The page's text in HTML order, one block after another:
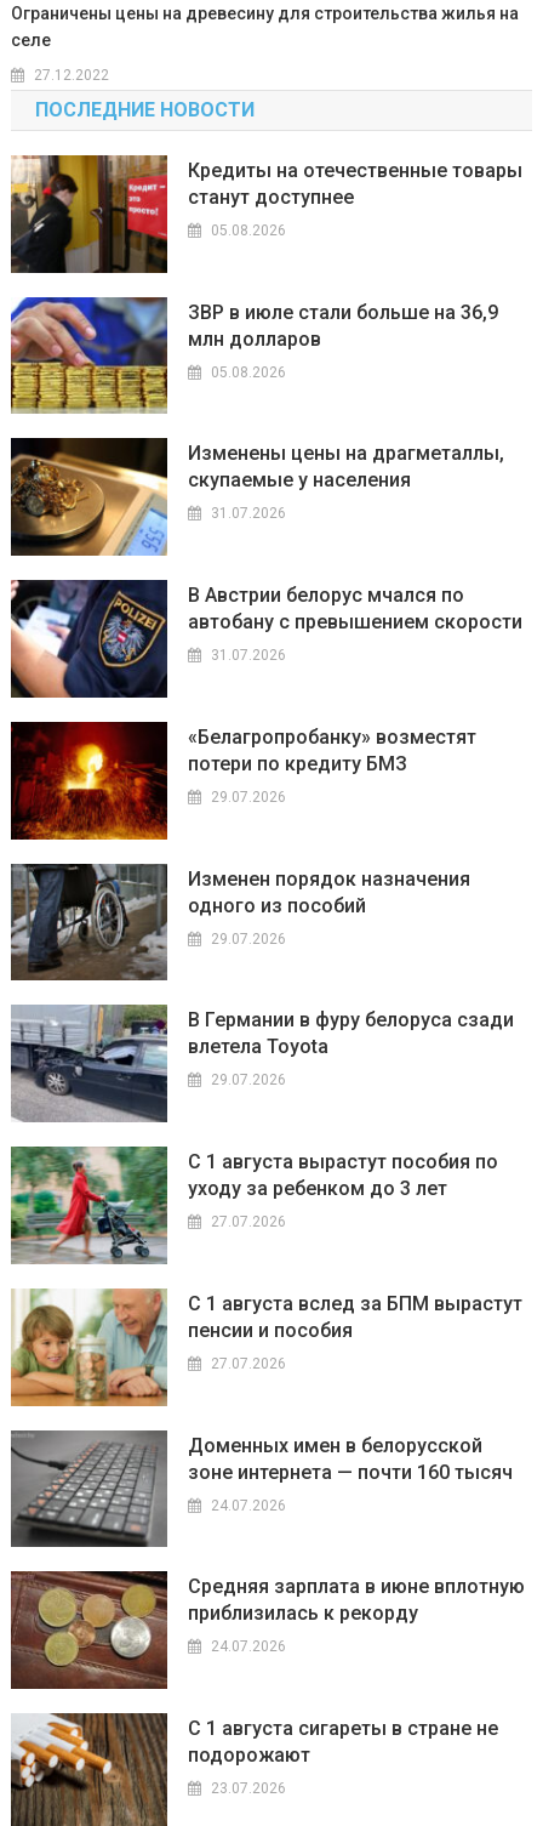
Ограничены цены на древесину для строительства жилья на
селе
27.12.2022
ПОСЛЕДНИЕ НОВОСТИ
Кредиты на отечественные товары
станут доступнее
05.08.2026
ЗВР в июле стали больше на 36,9
млн долларов
05.08.2026
Изменены цены на драгметаллы,
скупаемые у населения
31.07.2026
В Австрии белорус мчался по
автобану с превышением скорости
31.07.2026
«Белагропробанку» возместят
потери по кредиту БМЗ
29.07.2026
Изменен порядок назначения
одного из пособий
29.07.2026
В Германии в фуру белоруса сзади
влетела Toyota
29.07.2026
С 1 августа вырастут пособия по
уходу за ребенком до 3 лет
27.07.2026
С 1 августа вслед за БПМ вырастут
пенсии и пособия
27.07.2026
Доменных имен в белорусской
зоне интернета — почти 160 тысяч
24.07.2026
Средняя зарплата в июне вплотную
приблизилась к рекорду
24.07.2026
С 1 августа сигареты в стране не
подорожают
23.07.2026